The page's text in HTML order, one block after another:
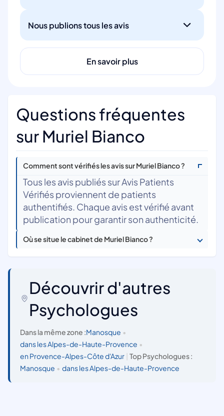
Nous publions tous les avis
En savoir plus
Questions fréquentes
sur Muriel Bianco
Comment sont vérifiés les avis sur Muriel Bianco ?
Tous les avis publiés sur Avis Patients
Vérifiés proviennent de patients
authentifiés. Chaque avis est vérifié avant
publication pour garantir son authenticité.
Où se situe le cabinet de Muriel Bianco ?
Découvrir d'autres
Psychologues
Dans la même zone :Manosque •
dans les Alpes-de-Haute-Provence •
en Provence-Alpes-Côte d'Azur
Top Psychologues :
Manosque • dans les Alpes-de-Haute-Provence